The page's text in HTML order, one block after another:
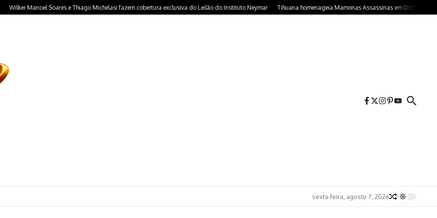
Manoel Soares e Thiago Michelasi fazem cobertura exclusiva do Leilão do Instituto Neymar Tihuana homenageia Mamonas Assassinas em DVD gravado no
sexta-feira, agosto 7, 2026